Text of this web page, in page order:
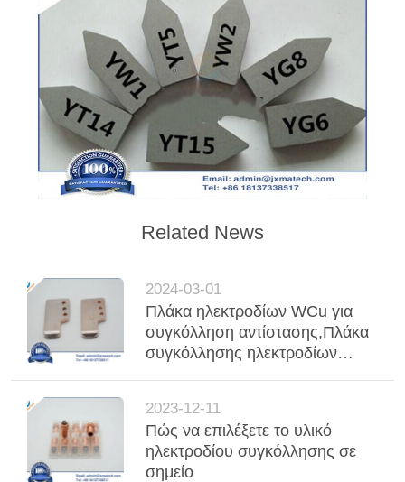
Related News
2024-03-01
Πλάκα ηλεκτροδίων WCu για
συγκόλληση αντίστασης,Πλάκα
συγκόλλησης ηλεκτροδίων
ηλεκτροδίων χαλκού βαλφτίνης
WCu για συγκόλληση
αντίστασης στις χώρες της
Νοτιοανατολικής Ασίας
2023-12-11
Πώς να επιλέξετε το υλικό
ηλεκτροδίου συγκόλλησης σε
σημείο